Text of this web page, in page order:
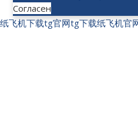
Согласен
纸飞机下载tg官网tg下载纸飞机官